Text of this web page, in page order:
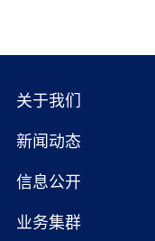
关于我们
新闻动态
信息公开
业务集群